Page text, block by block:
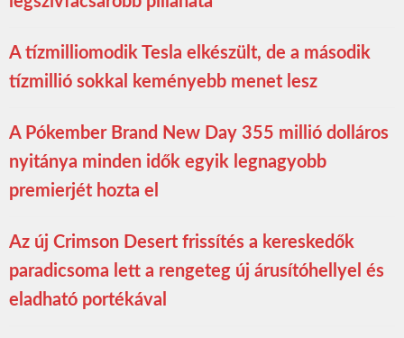
A tízmilliomodik Tesla elkészült, de a második
tízmillió sokkal keményebb menet lesz
A Pókember Brand New Day 355 millió dolláros
nyitánya minden idők egyik legnagyobb
premierjét hozta el
Az új Crimson Desert frissítés a kereskedők
paradicsoma lett a rengeteg új árusítóhellyel és
eladható portékával